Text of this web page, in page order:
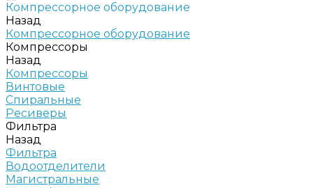
Компрессорное оборудование
Назад
Компрессорное оборудование
Компрессоры
Назад
Компрессоры
Винтовые
Спиральные
Ресиверы
Фильтра
Назад
Фильтра
Водоотделители
Магистральные